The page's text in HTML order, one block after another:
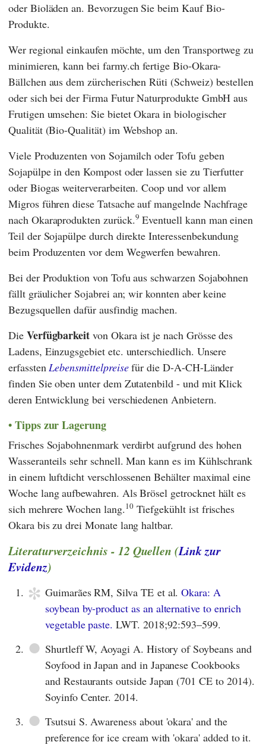
oder Bioläden an. Bevorzugen Sie beim Kauf Bio-
Produkte.
Wer regional einkaufen möchte, um den Transportweg zu
minimieren, kann bei farmy.ch fertige Bio-Okara-
Bällchen aus dem zürcherischen Rüti (Schweiz) bestellen
oder sich bei der Firma Futur Naturprodukte GmbH aus
Frutigen umsehen: Sie bietet Okara in biologischer
Qualität (Bio-Qualität) im Webshop an.
Viele Produzenten von Sojamilch oder Tofu geben
Sojapülpe in den Kompost oder lassen sie zu Tierfutter
oder Biogas weiterverarbeiten.Coop und vor allem
Migrosführen diese Tatsache auf mangelnde Nachfrage
nach Okaraprodukten zurück.9 Eventuell kann man einen
Teil der Sojapülpe durch direkte Interessenbekundung
beim Produzenten vor dem Wegwerfen bewahren.
Bei der Produktion von Tofu aus schwarzen Sojabohnen
fällt gräulicher Sojabrei an; wir konnten aber keine
Bezugsquellen dafür ausfindig machen.
Die Verfügbarkeit von Okara ist je nach Grösse des
Ladens, Einzugsgebiet etc. unterschiedlich. Unsere
erfasstenLebensmittelpreisefür die D-A-CH-Länder
finden Sie oben unter dem Zutatenbild - und mit Klick
deren Entwicklung bei verschiedenen Anbietern.
Tipps zur Lagerung
Frisches Sojabohnenmark verdirbt aufgrund des hohen
Wasseranteils sehr schnell. Man kann es im Kühlschrank
in einem luftdicht verschlossenen Behälter maximal eine
Woche lang aufbewahren. Als Brösel getrocknet hält es
sich mehrere Wochen lang.10Tiefgekühlt ist frisches
Okara bis zu drei Monate lang haltbar.
Literaturverzeichnis - 12 Quellen (Link zur
Evidenz)
1. * Guimarães RM, Silva TE et al.Okara: A
soybean by-product as an alternative to enrich
vegetable paste. LWT. 2018;92:593–599.
2. ● Shurtleff W, Aoyagi A. History of Soybeans and
Soyfood in Japan and in Japanese Cookbooks
and Restaurants outside Japan (701 CE to 2014).
Soyinfo Center. 2014.
3. ● Tsutsui S. Awareness about 'okara' and the
preference for ice cream with 'okara' added to it.